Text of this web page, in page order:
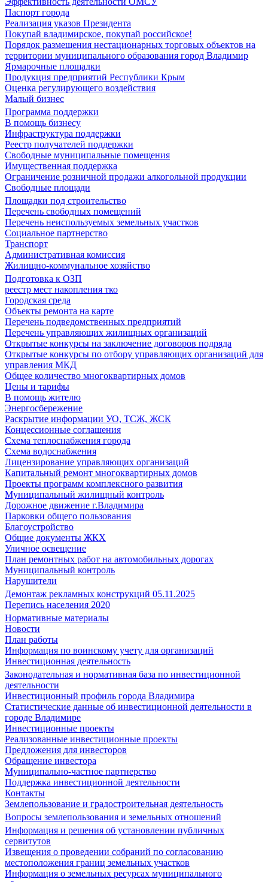
Паспорт города
Реализация указов Президента
Покупай владимирское, покупай российское!
Порядок размещения нестационарных торговых объектов на
территории муниципального образования город Владимир
Ярмарочные площадки
Продукция предприятий Республики Крым
Оценка регулирующего воздействия
Малый бизнес
Программа поддержки
В помощь бизнесу
Инфраструктура поддержки
Реестр получателей поддержки
Свободные муниципальные помещения
Имущественная поддержка
Ограничение розничной продажи алкогольной продукции
Свободные площади
Площадки под строительство
Перечень свободных помещений
Перечень неиспользуемых земельных участков
Социальное партнерство
Транспорт
Административная комиссия
Жилищно-коммунальное хозяйство
Подготовка к ОЗП
реестр мест накопления тко
Городская среда
Объекты ремонта на карте
Перечень подведомственных предприятий
Перечень управляющих жилищных организаций
Открытые конкурсы на заключение договоров подряда
Открытые конкурсы по отбору управляющих организаций для
управления МКД
Общее количество многоквартирных домов
Цены и тарифы
В помощь жителю
Энергосбережение
Раскрытие информации УО, ТСЖ, ЖСК
Концессионные соглашения
Схема теплоснабжения города
Схема водоснабжения
Лицензирование управляющих организаций
Капитальный ремонт многоквартирных домов
Проекты программ комплексного развития
Муниципальный жилищный контроль
Дорожное движение г.Владимира
Парковки общего пользования
Благоустройство
Общие документы ЖКХ
Уличное освещение
План ремонтных работ на автомобильных дорогах
Муниципальный контроль
Нарушители
Демонтаж рекламных конструкций 05.11.2025
Перепись населения 2020
Нормативные материалы
Новости
План работы
Информация по воинскому учету для организаций
Инвестиционная деятельность
Законодательная и нормативная база по инвестиционной
деятельности
Инвестиционный профиль города Владимира
Статистические данные об инвестиционной деятельности в
городе Владимире
Инвестиционные проекты
Реализованные инвестиционные проекты
Предложения для инвесторов
Обращение инвестора
Муниципально-частное партнерство
Поддержка инвестиционной деятельности
Контакты
Землепользование и градостроительная деятельность
Вопросы землепользования и земельных отношений
Информация и решения об установлении публичных
сервитутов
Извещения о проведении собраний по согласованию
местоположения границ земельных участков
Информация о земельных ресурсах муниципального